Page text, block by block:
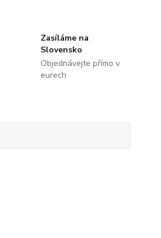
Zasíláme na
Slovensko
Objednávejte přímo v
eurech